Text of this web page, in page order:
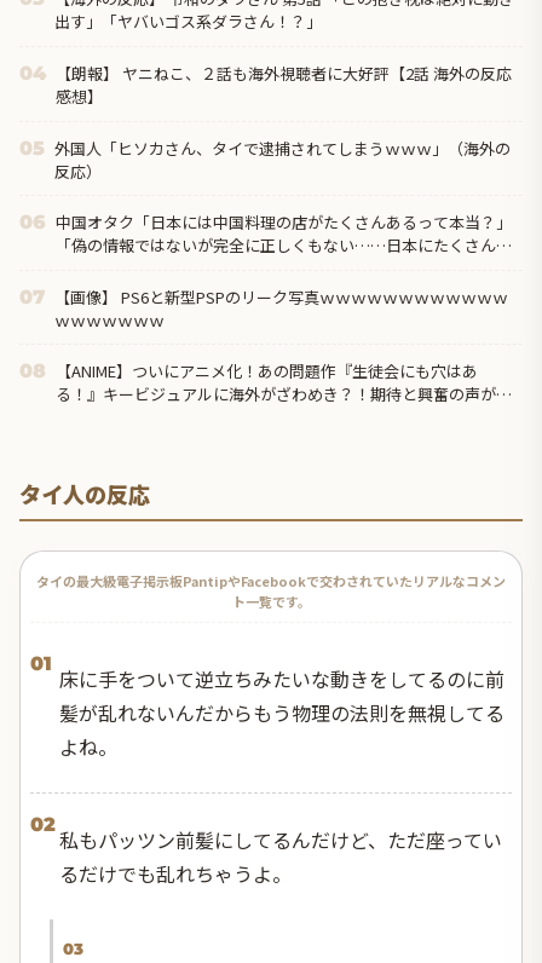
出す」「ヤバいゴス系ダラさん！？」
04
【朗報】 ヤニねこ、２話も海外視聴者に大好評【2話 海外の反応
感想】
05 外国人「ヒソカさん、タイで逮捕されてしまうｗｗｗ」（海外の
反応）
06 中国オタク「日本には中国料理の店がたくさんあるって本当？」
「偽の情報ではないが完全に正しくもない……日本にたくさんあ
07
【画像】 PS6と新型PSPのリーク写真ｗｗｗｗｗｗｗｗｗｗｗｗ
ｗｗｗｗｗｗｗ
08
【ANIME】ついにアニメ化！あの問題作『生徒会にも穴はあ
る！』キービジュアルに海外がざわめき？！期待と興奮の声が
タイ人の反応
タイの最大級電子掲示板PantipやFacebookで交わされていたリアルなコメン
ト一覧です。
01
床に手をついて逆立ちみたいな動きをしてるのに前
髪が乱れないんだからもう物理の法則を無視してる
よね。
02
私もパッツン前髪にしてるんだけど、ただ座ってい
るだけでも乱れちゃうよ。
03